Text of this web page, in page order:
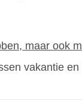
maar ook
vakantie en